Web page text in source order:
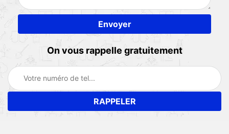
On vous rappelle gratuitement